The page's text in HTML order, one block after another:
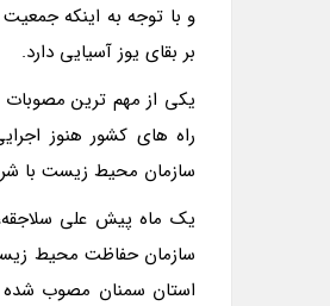
بر بقای یوز آسیایی دارد.
یکی از مهم ترین
راه های کشور هنوز
سازمان محیط زیست با
سازمان حفاظت محیط
استان سمنان مصوب شده